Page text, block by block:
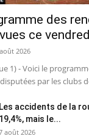
des
ce
2026
1) - Voici le
par les clubs
Les accidents de la
19,4%, mais le...
août 2026